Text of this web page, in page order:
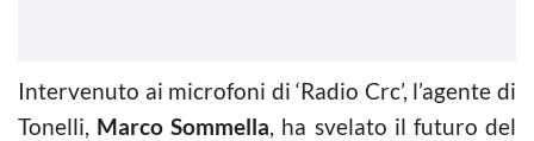
Intervenuto ai microfoni di ‘Radio Crc’, l’agente di
Tonelli, Marco Sommella, ha svelato il futuro del